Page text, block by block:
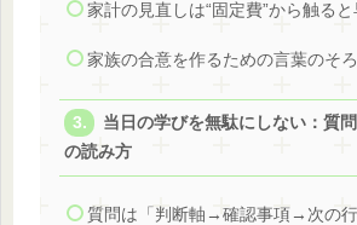
家計の見直しは“固定費”から触ると
家族の合意を作るための言葉のそ
当日の学びを無駄にしない：質
の読み方
質問は「判断軸→確認事項→次の